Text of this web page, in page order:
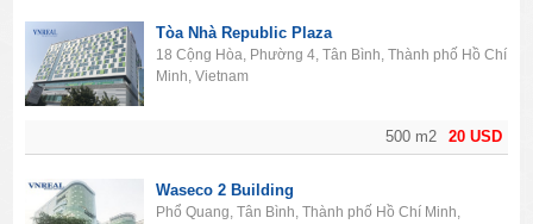
20 USD
500 m2
Tòa Nhà Republic Plaza
18 Cộng Hòa, Phường 4, Tân Bình, Thành phố Hồ Chí
Minh, Vietnam
Waseco 2 Building
Phổ Quang, Tân Bình, Thành phố Hồ Chí Minh,